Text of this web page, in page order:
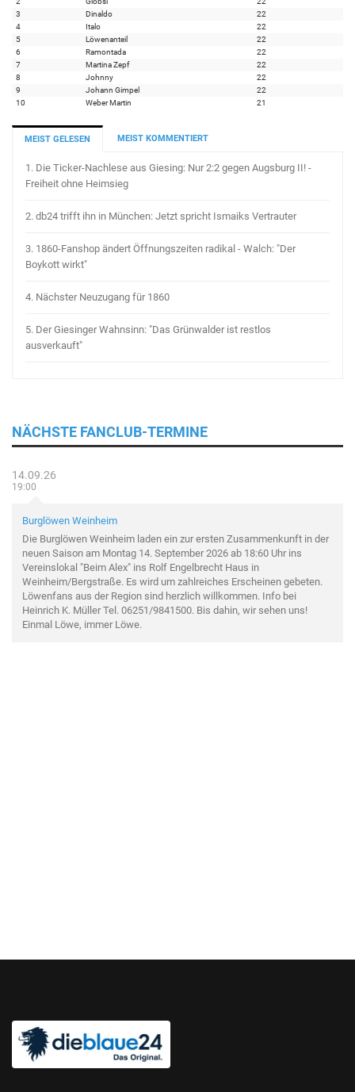
3
Dinaldo
22
4
Italo
22
5
Löwenanteil
22
6
Ramontada
22
7
Martina Zepf
22
8
Johnny
22
9
Johann Gimpel
22
10
Weber Martin 21
MEIST GELESEN MEIST KOMMENTIERT
1. Die Ticker-Nachlese aus Giesing: Nur 2:2 gegen Augsburg II! -
Freiheit ohne Heimsieg
2. db24 trifft ihn in München: Jetzt spricht Ismaiks Vertrauter
3. 1860-Fanshop ändert Öffnungszeiten radikal - Walch: "Der
Boykott wirkt"
4. Nächster Neuzugang für 1860
5. Der Giesinger Wahnsinn: "Das Grünwalder ist restlos
ausverkauft"
NÄCHSTE FANCLUB-TERMINE
14.09.26
19:00
Burglöwen Weinheim
Die Burglöwen Weinheim laden ein zur ersten Zusammenkunft in der
neuen Saison am Montag 14. September 2026 ab 18:60 Uhr ins
Vereinslokal "Beim Alex" ins Rolf Engelbrecht Haus in
Weinheim/Bergstraße. Es wird um zahlreiches Erscheinen gebeten.
Löwenfans aus der Region sind herzlich willkommen. Info bei
Heinrich K. Müller Tel. 06251/9841500. Bis dahin, wir sehen uns!
Einmal Löwe, immer Löwe.